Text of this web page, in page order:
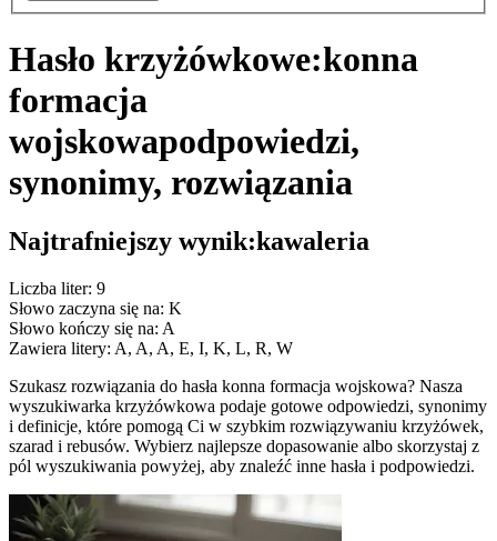
Hasło krzyżówkowe:konna
formacja
wojskowapodpowiedzi,
synonimy, rozwiązania
Najtrafniejszy wynik:kawaleria
Liczba liter: 9
Słowo zaczyna się na: K
Słowo kończy się na: A
Zawiera litery: A, A, A, E, I, K, L, R, W
Szukasz rozwiązania do hasła konna formacja wojskowa? Nasza
wyszukiwarka krzyżówkowa podaje gotowe odpowiedzi, synonimy
i definicje, które pomogą Ci w szybkim rozwiązywaniu krzyżówek,
szarad i rebusów. Wybierz najlepsze dopasowanie albo skorzystaj z
pól wyszukiwania powyżej, aby znaleźć inne hasła i podpowiedzi.